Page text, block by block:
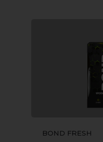
BOND FRESH